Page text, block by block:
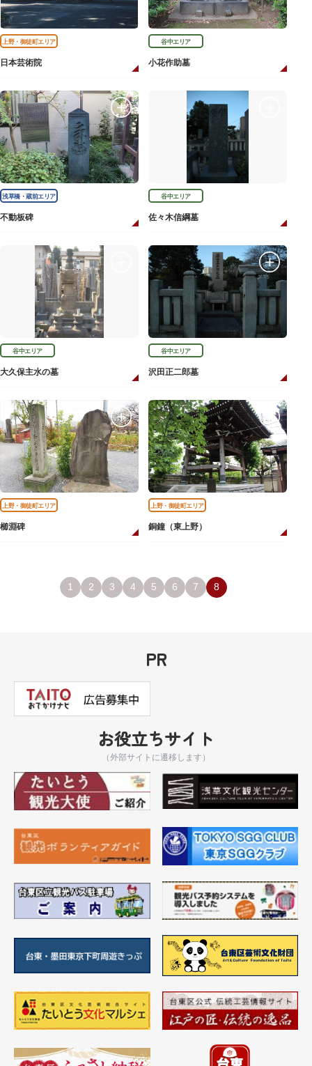
上野・御徒町エリア
日本芸術院
谷中エリア
小花作助墓
浅草橋・蔵前エリア
不動板碑
谷中エリア
佐々木信綱墓
谷中エリア
大久保主水の墓
谷中エリア
沢田正二郎墓
上野・御徒町エリア
櫛淵碑
上野・御徒町エリア
銅鐘（東上野）
1 2 3 4 5 6 7 8
PR
お役立ちサイト
（外部サイトに遷移します）